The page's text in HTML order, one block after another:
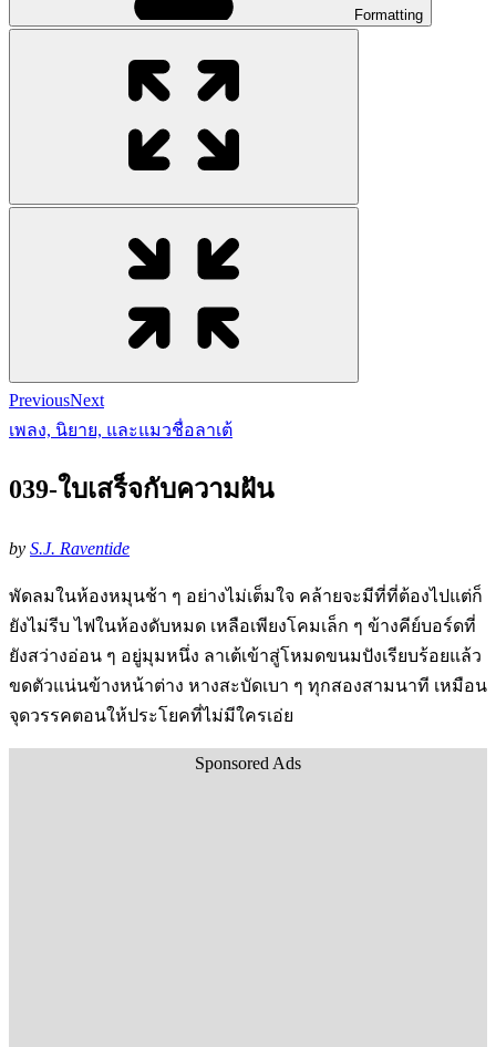
Formatting
PreviousNext
เพลง, นิยาย, และแมวชื่อลาเต้
039-ใบเสร็จกับความฝัน
by S.J. Raventide
พัดลมในห้องหมุนช้า ๆ อย่างไม่เต็มใจ คล้ายจะมีที่ที่ต้องไปแต่ก็
ยังไม่รีบ ไฟในห้องดับหมด เหลือเพียงโคมเล็ก ๆ ข้างคีย์บอร์ดที่
ยังสว่างอ่อน ๆ อยู่มุมหนึ่ง ลาเต้เข้าสู่โหมดขนมปังเรียบร้อยแล้ว
ขดตัวแน่นข้างหน้าต่าง หางสะบัดเบา ๆ ทุกสองสามนาที เหมือน
จุดวรรคตอนให้ประโยคที่ไม่มีใครเอ่ย
Sponsored Ads